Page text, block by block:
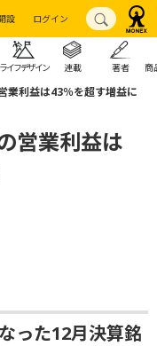
設 ログイン
ライフデザイン 連載 著者 商
業利益は43％を超す増益に
営業利益は
った12月決算銘